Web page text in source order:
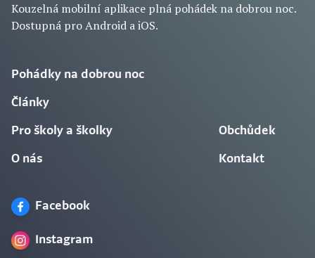
Kouzelná mobilní aplikace plná pohádek na dobrou noc.
Dostupná pro Android a iOS.
Pohádky na dobrou noc
Články
Pro školy a školky
O nás
Obchůdek
Kontakt
Facebook
Instagram